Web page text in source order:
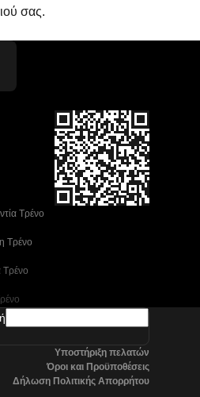
σας.
Τρένο
Tρένο
Τρένο
Τρένα
Τρένα
Υποστήριξη πελατών
Όροι και Προϋποθέσεις
Δήλωση Πολιτικής Απορρήτου